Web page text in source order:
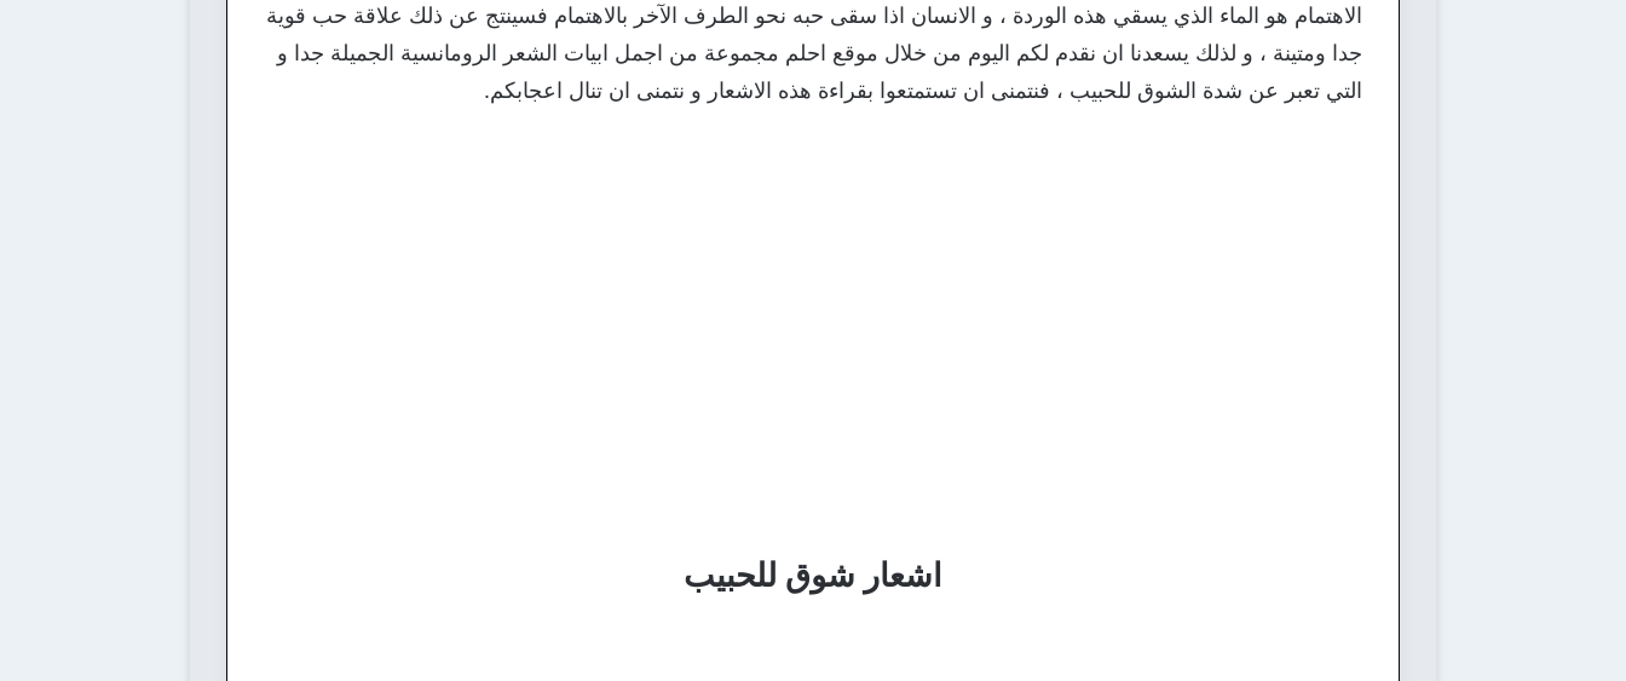
الاهتمام هو الماء الذي يسقي هذه الوردة ، و الانسان اذا سقى حبه نحو الطرف الآخر بالاهتمام فسينتج عن ذلك علاقة حب قوية
جدا ومتينة ، و لذلك يسعدنا ان نقدم لكم اليوم من خلال موقع احلم مجموعة من اجمل ابيات الشعر الرومانسية الجميلة جدا و
التي تعبر عن شدة الشوق للحبيب ، فنتمنى ان تستمتعوا بقراءة هذه الاشعار و نتمنى ان تنال اعجابكم.
اشعار شوق للحبيب